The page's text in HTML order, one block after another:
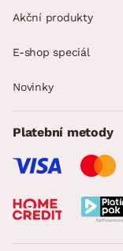
Akční produkty
E-shop speciál
Novinky
Platební metody